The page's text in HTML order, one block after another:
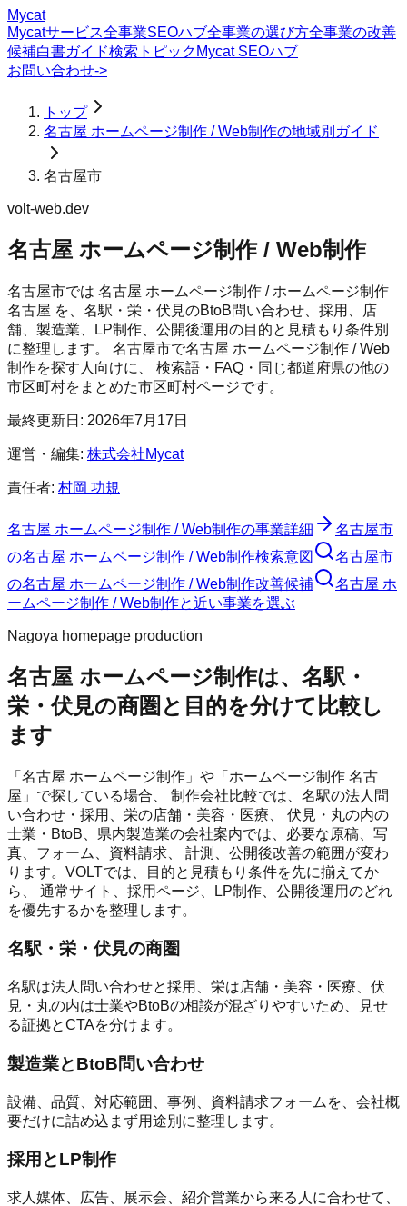
Mycat
Mycatサービス全事業SEOハブ全事業の選び方全事業の改善
候補白書ガイド検索トピック Mycat SEOハブ
お問い合わせ->
トップ
名古屋 ホームページ制作 / Web制作の地域別ガイド
名古屋市
volt-web.dev
名古屋 ホームページ制作 / Web制作
名古屋市では 名古屋 ホームページ制作 / ホームページ制作
名古屋 を、名駅・栄・伏見のBtoB問い合わせ、採用、店
舗、製造業、LP制作、公開後運用の目的と見積もり条件別
に整理します。 名古屋市で名古屋 ホームページ制作 / Web
制作を探す人向けに、 検索語・FAQ・同じ都道府県の他の
市区町村をまとめた市区町村ページです。
最終更新日: 2026年7月17日
運営・編集: 株式会社Mycat
責任者: 村岡 功規
名古屋 ホームページ制作 / Web制作の事業詳細
名古屋市
の名古屋 ホームページ制作 / Web制作検索意図
名古屋市
の名古屋 ホームページ制作 / Web制作改善候補
名古屋 ホ
ームページ制作 / Web制作と近い事業を選ぶ
Nagoya homepage production
名古屋 ホームページ制作は、名駅・
栄・伏見の商圏と目的を分けて比較し
ます
「名古屋 ホームページ制作」や「ホームページ制作 名古
屋」で探している場合、 制作会社比較では、名駅の法人問
い合わせ・採用、栄の店舗・美容・医療、 伏見・丸の内の
士業・BtoB、県内製造業の会社案内では、必要な原稿、写
真、フォーム、資料請求、 計測、公開後改善の範囲が変わ
ります。VOLTでは、目的と見積もり条件を先に揃えてか
ら、 通常サイト、採用ページ、LP制作、公開後運用のどれ
を優先するかを整理します。
名駅・栄・伏見の商圏
名駅は法人問い合わせと採用、栄は店舗・美容・医療、伏
見・丸の内は士業やBtoBの相談が混ざりやすいため、見せ
る証拠とCTAを分けます。
製造業とBtoB問い合わせ
設備、品質、対応範囲、事例、資料請求フォームを、会社概
要だけに詰め込まず用途別に整理します。
採用とLP制作
求人媒体、広告、展示会、紹介営業から来る人に合わせて、